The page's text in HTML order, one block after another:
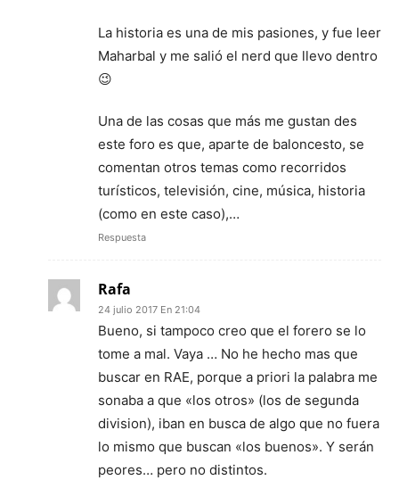
La historia es una de mis pasiones, y fue leer
Maharbal y me salió el nerd que llevo dentro
😉
Una de las cosas que más me gustan des
este foro es que, aparte de baloncesto, se
comentan otros temas como recorridos
turísticos, televisión, cine, música, historia
(como en este caso),…
Respuesta
Rafa
24 julio 2017 En 21:04
Bueno, si tampoco creo que el forero se lo
tome a mal. Vaya … No he hecho mas que
buscar en RAE, porque a priori la palabra me
sonaba a que «los otros» (los de segunda
division), iban en busca de algo que no fuera
lo mismo que buscan «los buenos». Y serán
peores… pero no distintos.